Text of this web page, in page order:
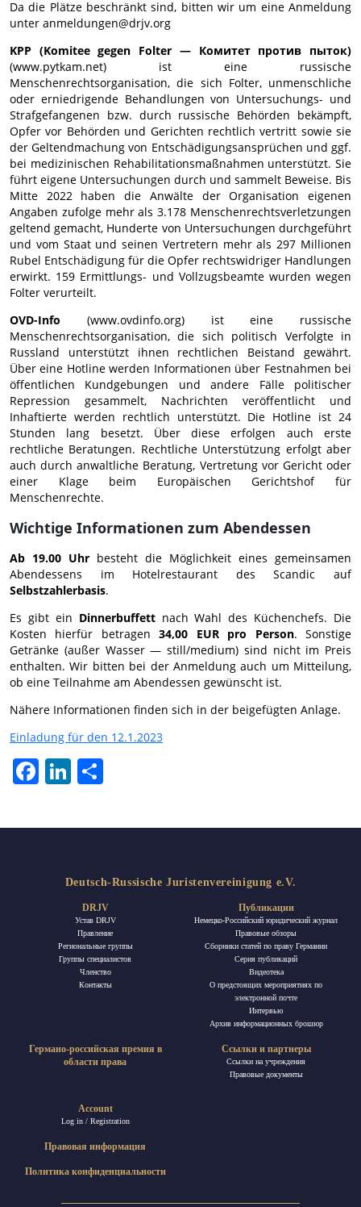
Da die Plätze beschränkt sind, bitten wir um eine Anmeldung
unter anmeldungen@drjv.org
KPP (Komitee gegen Folter — Комитет против пыток)
(www.pytkam.net) ist eine russische
Menschenrechtsorganisation, die sich Folter, unmenschliche
oder erniedrigende Behandlungen von Untersuchungs- und
Strafgefangenen bzw. durch russische Behörden bekämpft,
Opfer vor Behörden und Gerichten rechtlich vertritt sowie sie
der Geltendmachung von Entschädigungsansprüchen und ggf.
bei medizinischen Rehabilitationsmaßnahmen unterstützt. Sie
führt eigene Untersuchungen durch und sammelt Beweise. Bis
Mitte 2022 haben die Anwälte der Organisation eigenen
Angaben zufolge mehr als 3.178 Menschenrechtsverletzungen
geltend gemacht, Hunderte von Untersuchungen durchgeführt
und vom Staat und seinen Vertretern mehr als 297 Millionen
Rubel Entschädigung für die Opfer rechtswidriger Handlungen
erwirkt. 159 Ermittlungs- und Vollzugsbeamte wurden wegen
Folter verurteilt.
OVD-Info (www.ovdinfo.org) ist eine russische
Menschenrechtsorganisation, die sich politisch Verfolgte in
Russland unterstützt ihnen rechtlichen Beistand gewährt.
Über eine Hotline werden Informationen über Festnahmen bei
öffentlichen Kundgebungen und andere Fälle politischer
Repression gesammelt, Nachrichten veröffentlicht und
Inhaftierte werden rechtlich unterstützt. Die Hotline ist 24
Stunden lang besetzt. Über diese erfolgen auch erste
rechtliche Beratungen. Rechtliche Unterstützung erfolgt aber
auch durch anwaltliche Beratung, Vertretung vor Gericht oder
einer Klage beim Europäischen Gerichtshof für
Menschenrechte.
Wichtige Informationen zum Abendessen
Ab 19.00 Uhr besteht die Möglichkeit eines gemeinsamen
Abendessens im Hotelrestaurant des Scandic auf
Selbstzahlerbasis.
Es gibt ein Dinnerbuffettnach Wahl des Küchenchefs. Die
Kosten hierfür betragen34,00 EUR pro Person. Sonstige
Getränke (außer Wasser — still/medium) sind nicht im Preis
enthalten. Wir bitten bei der Anmeldung auch um Mitteilung,
ob eine Teilnahme am Abendessen gewünscht ist.
Nähere Informationen finden sich in der beigefügten Anlage.
Einladung für den 12.1.2023
FacebookLinkedIn
Deutsch-Russische Juristenvereinigung e.V.
DRJV
Устав DRJV
Правление
Региональные группы
Группы специалистов
Членство
Контакты
Публикации
Немецко-Российский юридический журнал
Правовые обзоры
Сборники статей по праву Германии
Ceрия публикаций
Видеотека
О предстоящих мероприятиях по
электронной почте
Интервью
Архив информационных брошюр
Германо-российская премия в
области права
Account
Log in / Registration
Ссылки и партнеры
Ссылки на учреждения
Правовые документы
Правовая информация
Политика конфиденциальности